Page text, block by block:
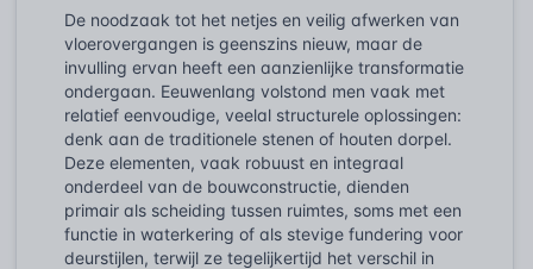
De noodzaak tot het netjes en veilig afwerken van
vloerovergangen is geenszins nieuw, maar de
invulling ervan heeft een aanzienlijke transformatie
ondergaan. Eeuwenlang volstond men vaak met
relatief eenvoudige, veelal structurele oplossingen:
denk aan de traditionele stenen of houten dorpel.
Deze elementen, vaak robuust en integraal
onderdeel van de bouwconstructie, dienden
primair als scheiding tussen ruimtes, soms met een
functie in waterkering of als stevige fundering voor
deurstijlen, terwijl ze tegelijkertijd het verschil in